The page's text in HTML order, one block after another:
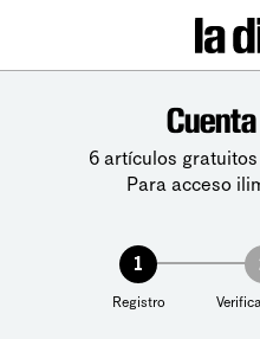
6 artículos
Para acceso
1
Registro